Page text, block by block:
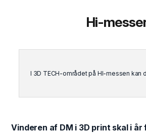
Hi-
I 3D TECH-området på HI-messen
Vinderen af DM i 3D print skal i